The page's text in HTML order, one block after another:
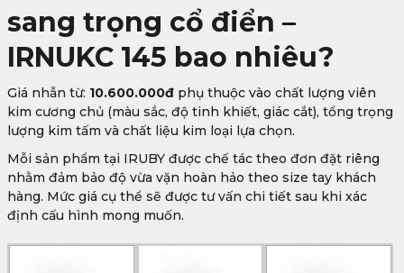
sang trọng cổ điển –
IRNUKC 145 bao nhiêu?
Giá nhẫn từ: 10.600.000đ phụ thuộc vào chất lượng viên
kim cương chủ (màu sắc, độ tinh khiết, giác cắt), tổng trọng
lượng kim tấm và chất liệu kim loại lựa chọn.
Mỗi sản phẩm tại IRUBY được chế tác theo đơn đặt riêng
nhằm đảm bảo độ vừa vặn hoàn hảo theo size tay khách
hàng. Mức giá cụ thể sẽ được tư vấn chi tiết sau khi xác
định cấu hình mong muốn.